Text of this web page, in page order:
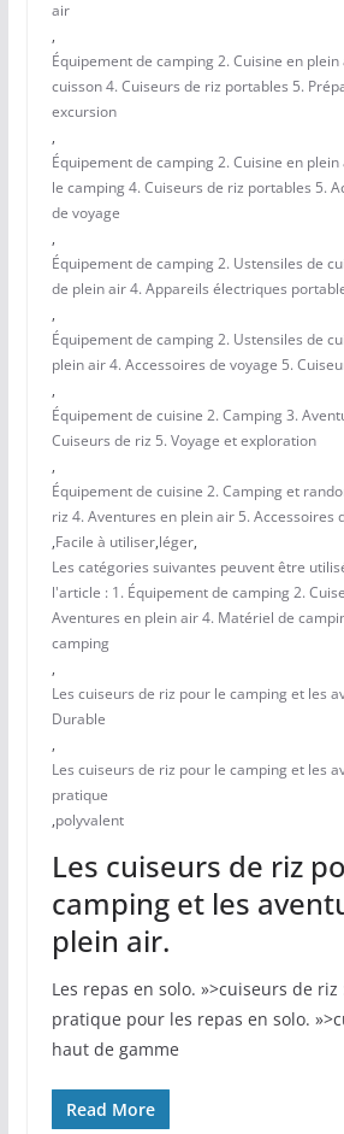
air
,
Équipement de camping 2. Cuisine en
cuisson 4. Cuiseurs de riz portables 5.
excursion
,
Équipement de camping 2. Cuisine en
le camping 4. Cuiseurs de riz portables 5.
de voyage
,
Équipement de camping 2. Ustensiles de
de plein air 4. Appareils électriques
,
Équipement de camping 2. Ustensiles de
plein air 4. Accessoires de voyage 5.
,
Équipement de cuisine 2. Camping 3.
Cuiseurs de riz 5. Voyage et exploration
,
Équipement de cuisine 2. Camping et
riz 4. Aventures en plein air 5. Accessoires
,Facile à utiliser,léger,
Les catégories suivantes peuvent être
l'article : 1. Équipement de camping 2.
Aventures en plein air 4. Matériel de
camping
,
Les cuiseurs de riz pour le camping et les
Durable
,
Les cuiseurs de riz pour le camping et les
pratique
,polyvalent
Les cuiseurs de riz
camping et les
plein air.
​Les​ repas en solo. »>cuiseurs de
pratique pour les repas en solo.
haut de gamme
Read More